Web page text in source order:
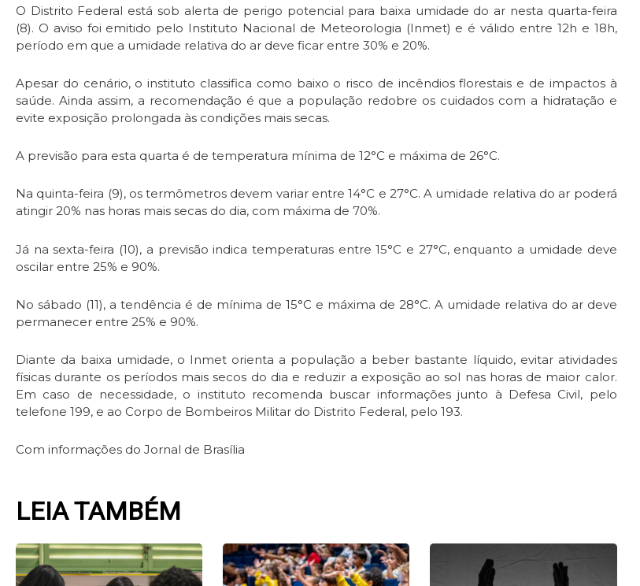
O Distrito Federal está sob alerta de perigo potencial para baixa umidade do ar nesta quarta-feira
(8). O aviso foi emitido pelo Instituto Nacional de Meteorologia (Inmet) e é válido entre 12h e 18h,
período em que a umidade relativa do ar deve ficar entre 30% e 20%.
Apesar do cenário, o instituto classifica como baixo o risco de incêndios florestais e de impactos à
saúde. Ainda assim, a recomendação é que a população redobre os cuidados com a hidratação e
evite exposição prolongada às condições mais secas.
A previsão para esta quarta é de temperatura mínima de 12°C e máxima de 26°C.
Na quinta-feira (9), os termômetros devem variar entre 14°C e 27°C. A umidade relativa do ar poderá
atingir 20% nas horas mais secas do dia, com máxima de 70%.
Já na sexta-feira (10), a previsão indica temperaturas entre 15°C e 27°C, enquanto a umidade deve
oscilar entre 25% e 90%.
No sábado (11), a tendência é de mínima de 15°C e máxima de 28°C. A umidade relativa do ar deve
permanecer entre 25% e 90%.
Diante da baixa umidade, o Inmet orienta a população a beber bastante líquido, evitar atividades
físicas durante os períodos mais secos do dia e reduzir a exposição ao sol nas horas de maior calor.
Em caso de necessidade, o instituto recomenda buscar informações junto à Defesa Civil, pelo
telefone 199, e ao Corpo de Bombeiros Militar do Distrito Federal, pelo 193.
Com informações do Jornal de Brasília
LEIA TAMBÉM
PagePagePagePagePage